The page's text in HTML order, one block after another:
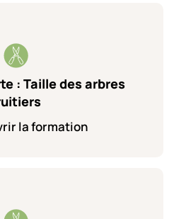
: Taille des arbres
la formation